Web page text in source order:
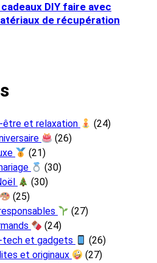
DIY faire avec
de récupération
être et relaxation
(24)
(26)
(21)
(30)
(30)
(25)
(27)
(24)
tech et gadgets
(26)
et originaux
(27)